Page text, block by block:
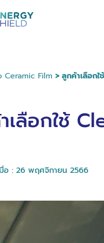
Ceramic Film > ลูกค้าเลือก
เลือกใช้
อ : 26 พฤศจิกายน 2566